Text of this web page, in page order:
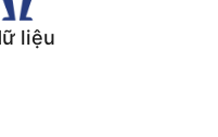
liệu